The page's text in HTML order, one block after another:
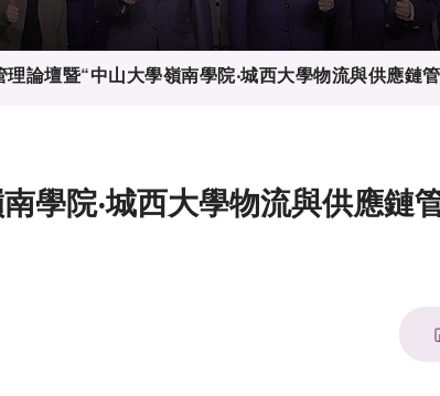
理論壇暨“中山大學嶺南學院‧城西大學物流與供應鏈
學院‧城西大學物流與供應鏈